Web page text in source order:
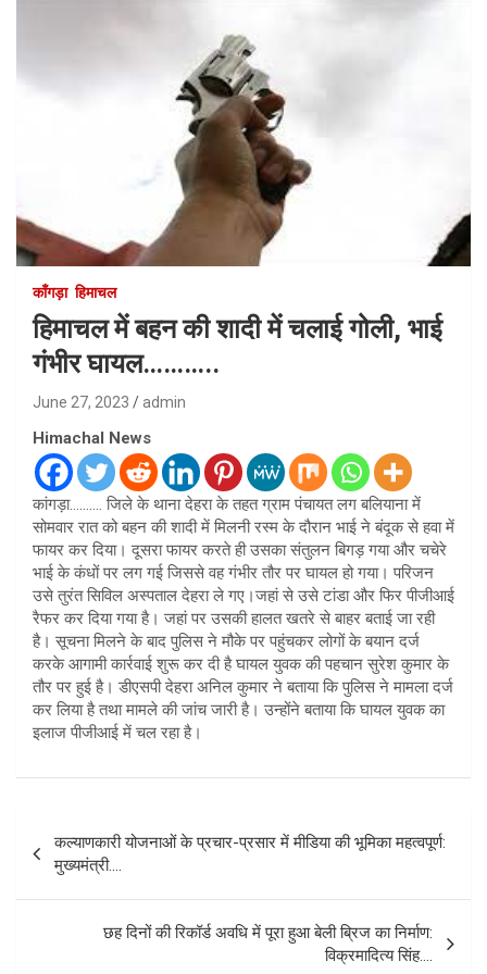
काँगड़ा हिमाचल
हिमाचल में बहन की शादी में चलाई गोली, भाई
गंभीर घायल………..
June 27, 2023 admin
Himachal News
कांगड़ा………. जिले के थाना देहरा के तहत ग्राम पंचायत लग बलियाना में
सोमवार रात को बहन की शादी में मिलनी रस्म के दौरान भाई ने बंदूक से हवा में
फायर कर दिया। दूसरा फायर करते ही उसका संतुलन बिगड़ गया और चचेरे
भाई के कंधों पर लग गई जिससे वह गंभीर तौर पर घायल हो गया। परिजन
उसे तुरंत सिविल अस्पताल देहरा ले गए।जहां से उसे टांडा और फिर पीजीआई
रैफर कर दिया गया है। जहां पर उसकी हालत खतरे से बाहर बताई जा रही
है। सूचना मिलने के बाद पुलिस ने मौके पर पहुंचकर लोगों के बयान दर्ज
करके आगामी कार्रवाई शुरू कर दी है घायल युवक की पहचान सुरेश कुमार के
तौर पर हुई है। डीएसपी देहरा अनिल कुमार ने बताया कि पुलिस ने मामला दर्ज
कर लिया है तथा मामले की जांच जारी है। उन्होंने बताया कि घायल युवक का
इलाज पीजीआई में चल रहा है।
navigation
कल्याणकारी योजनाओं के प्रचार-प्रसार में मीडिया की भूमिका महत्वपूर्ण:
मुख्यमंत्री….
छह दिनों की रिकॉर्ड अवधि में पूरा हुआ बेली ब्रिज का निर्माण:
विक्रमादित्य सिंह….